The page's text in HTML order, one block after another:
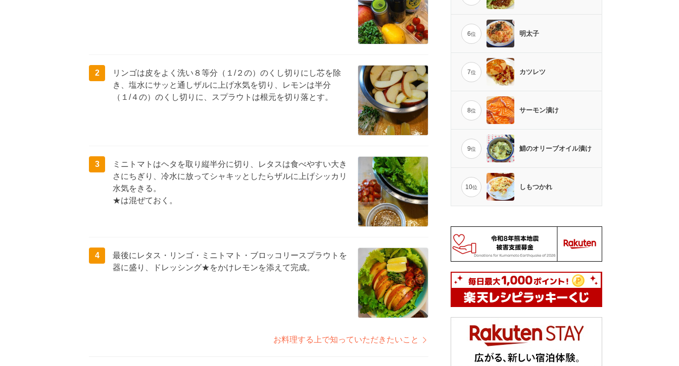
2
リンゴは皮をよく洗い８等分（１/２の）のくし切りにし芯を除
き、塩水にサッと通しザルに上げ水気を切り、レモンは半分
（１/４の）のくし切りに、スプラウトは根元を切り落とす。
3
ミニトマトはヘタを取り縦半分に切り、レタスは食べやすい大き
さにちぎり、冷水に放ってシャキッとしたらザルに上げシッカリ
水気をきる。
★は混ぜておく。
4
最後にレタス・リンゴ・ミニトマト・ブロッコリースプラウトを
器に盛り、ドレッシング★をかけレモンを添えて完成。
お料理する上で知っていただきたいこと
6位 明太子
7位 カツレツ
8位 サーモン漬け
9位 鯖のオリーブオイル漬け
10位 しもつかれ